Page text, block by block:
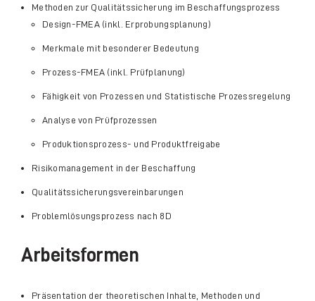
Methoden zur Qualitätssicherung im Beschaffungsprozess
Design-FMEA (inkl. Erprobungsplanung)
Merkmale mit besonderer Bedeutung
Prozess-FMEA (inkl. Prüfplanung)
Fähigkeit von Prozessen und Statistische Prozessregelung
Analyse von Prüfprozessen
Produktionsprozess- und Produktfreigabe
Risikomanagement in der Beschaffung
Qualitätssicherungsvereinbarungen
Problemlösungsprozess nach 8D
Arbeitsformen
Präsentation der theoretischen Inhalte, Methoden und